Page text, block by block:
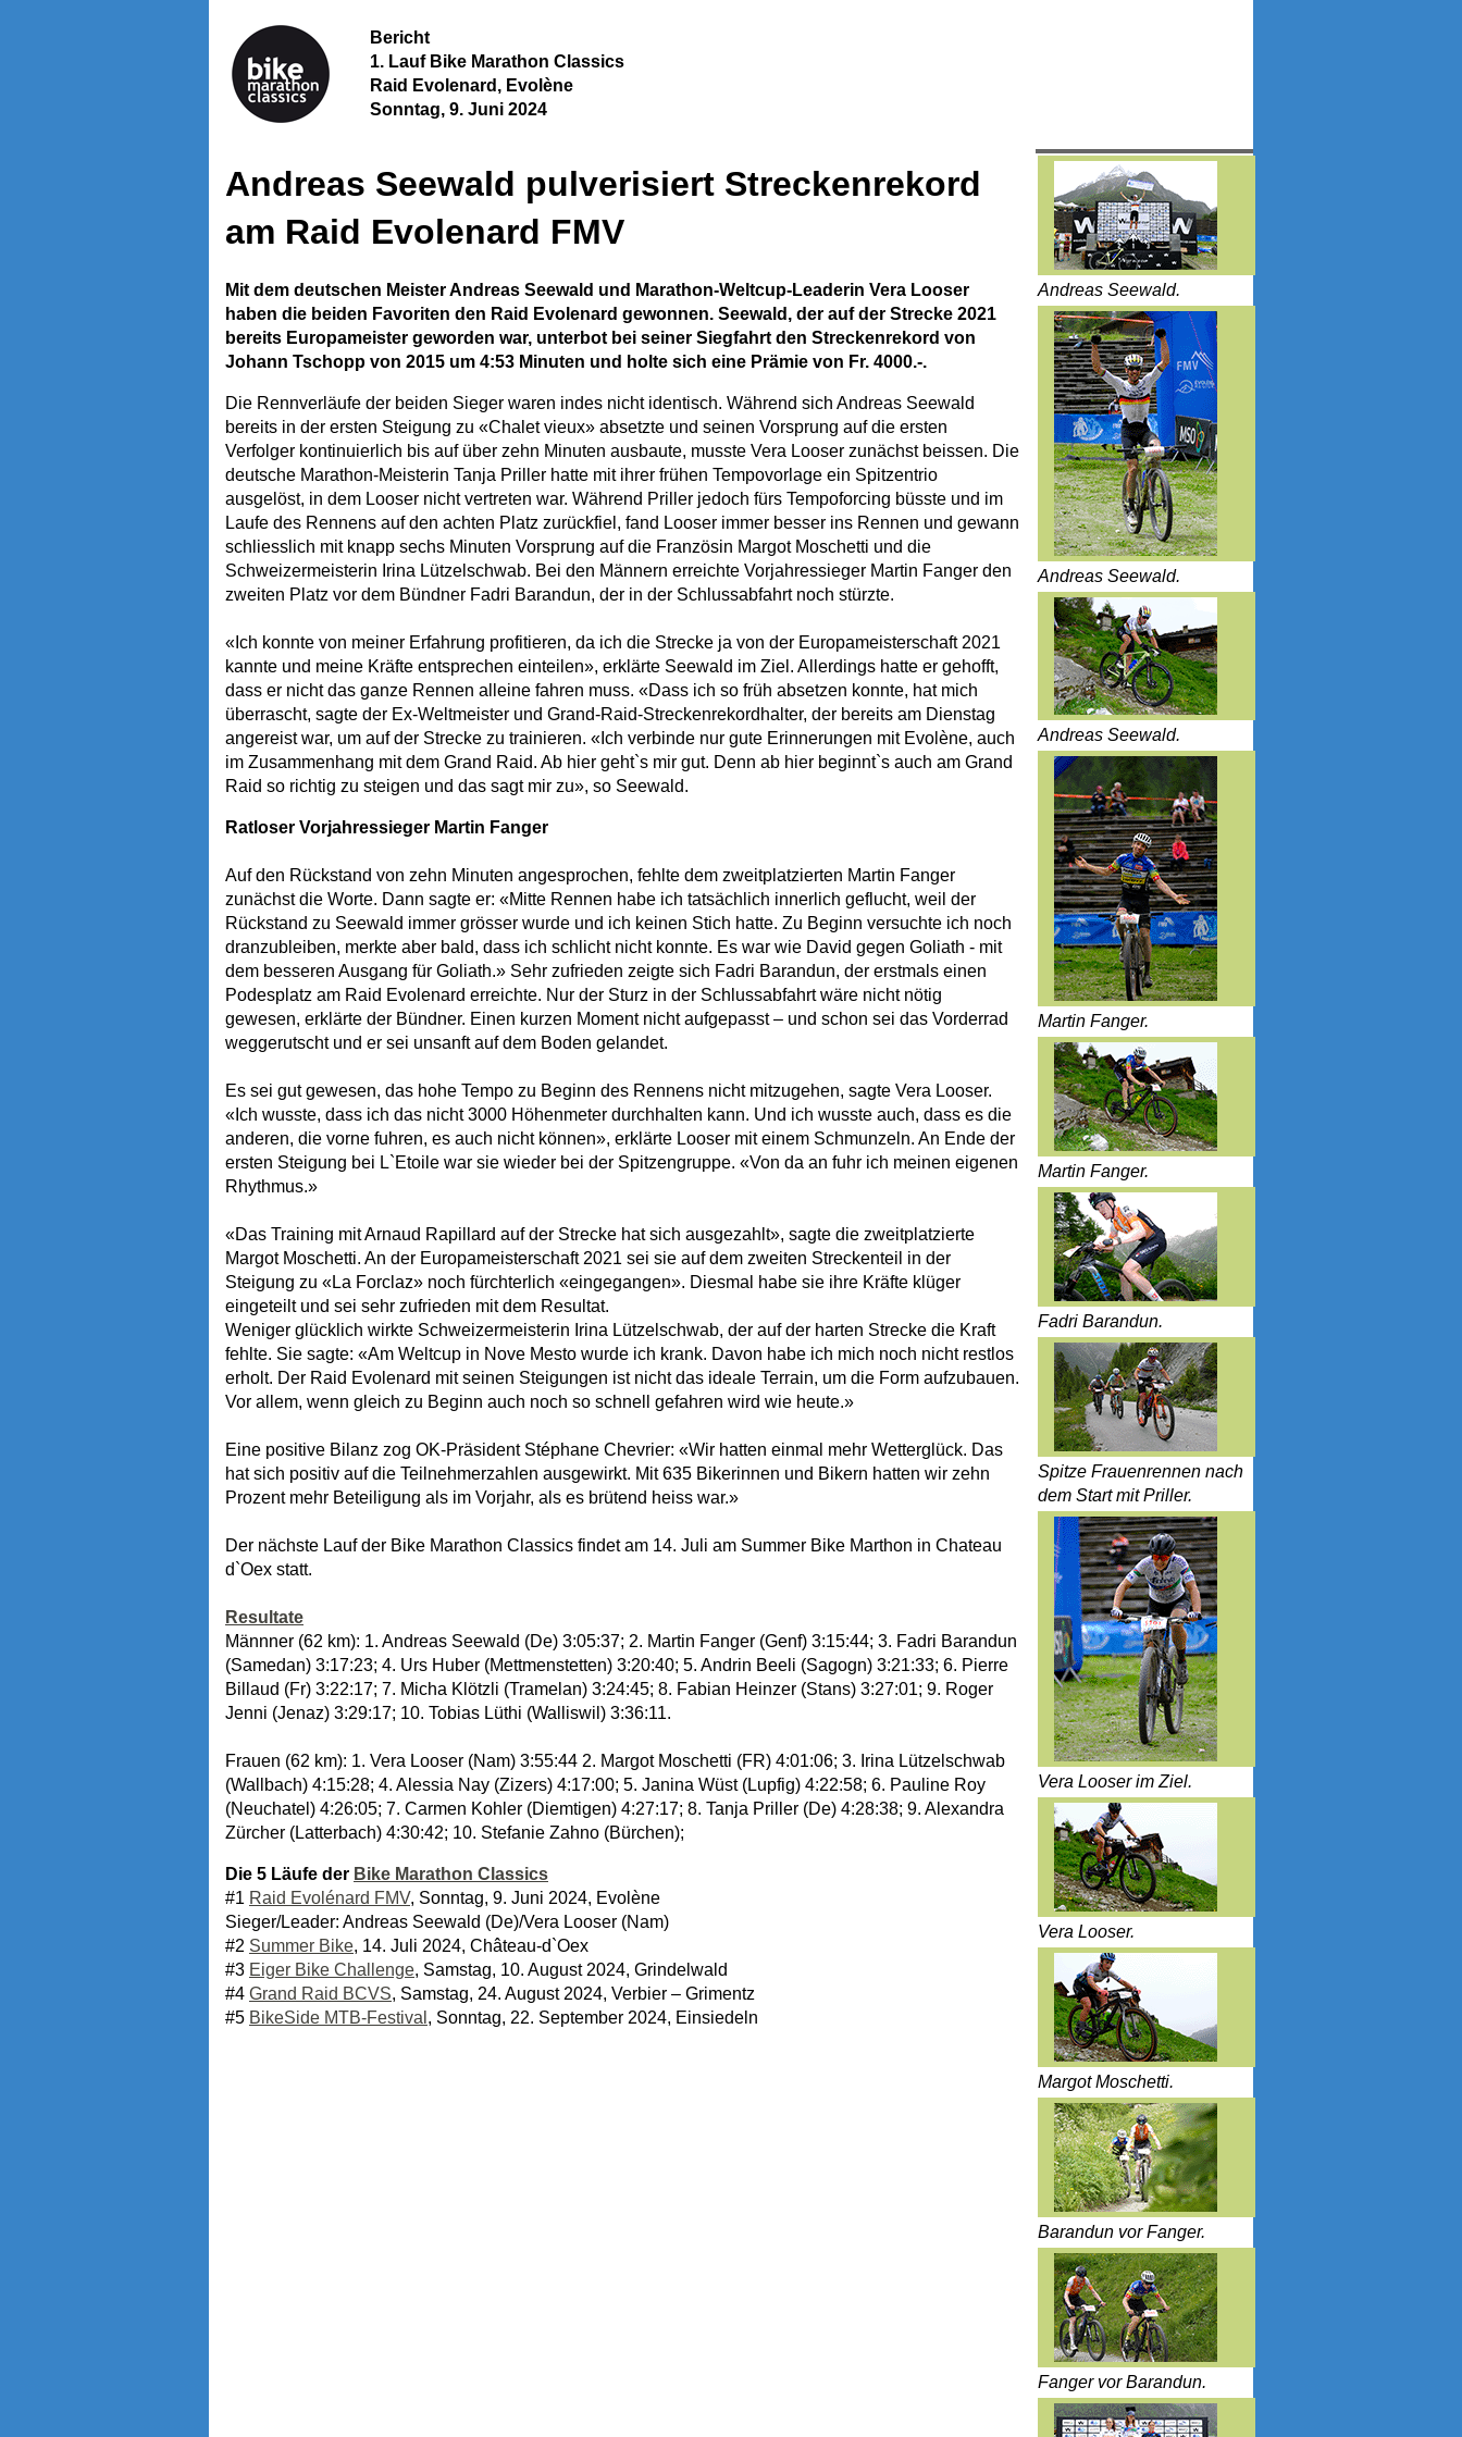
Bericht
1. Lauf Bike Marathon Classics
Raid Evolenard, Evolène
Sonntag, 9. Juni 2024
Andreas Seewald.
Andreas Seewald.
Andreas Seewald.
Martin Fanger.
Martin Fanger.
Fadri Barandun.
Spitze Frauenrennen nach
dem Start mit Priller.
Vera Looser im Ziel.
Vera Looser.
Margot Moschetti.
Barandun vor Fanger.
Fanger vor Barandun.
Andreas Seewald pulverisiert Streckenrekord
am Raid Evolenard FMV
Mit dem deutschen Meister Andreas Seewald und Marathon-Weltcup-Leaderin Vera Looser
haben die beiden Favoriten den Raid Evolenard gewonnen. Seewald, der auf der Strecke 2021
bereits Europameister geworden war, unterbot bei seiner Siegfahrt den Streckenrekord von
Johann Tschopp von 2015 um 4:53 Minuten und holte sich eine Prämie von Fr. 4000.-.
Die Rennverläufe der beiden Sieger waren indes nicht identisch. Während sich Andreas Seewald
bereits in der ersten Steigung zu «Chalet vieux» absetzte und seinen Vorsprung auf die ersten
Verfolger kontinuierlich bis auf über zehn Minuten ausbaute, musste Vera Looser zunächst beissen. Die
deutsche Marathon-Meisterin Tanja Priller hatte mit ihrer frühen Tempovorlage ein Spitzentrio
ausgelöst, in dem Looser nicht vertreten war. Während Priller jedoch fürs Tempoforcing büsste und im
Laufe des Rennens auf den achten Platz zurückfiel, fand Looser immer besser ins Rennen und gewann
schliesslich mit knapp sechs Minuten Vorsprung auf die Französin Margot Moschetti und die
Schweizermeisterin Irina Lützelschwab. Bei den Männern erreichte Vorjahressieger Martin Fanger den
zweiten Platz vor dem Bündner Fadri Barandun, der in der Schlussabfahrt noch stürzte.
«Ich konnte von meiner Erfahrung profitieren, da ich die Strecke ja von der Europameisterschaft 2021
kannte und meine Kräfte entsprechen einteilen», erklärte Seewald im Ziel. Allerdings hatte er gehofft,
dass er nicht das ganze Rennen alleine fahren muss. «Dass ich so früh absetzen konnte, hat mich
überrascht, sagte der Ex-Weltmeister und Grand-Raid-Streckenrekordhalter, der bereits am Dienstag
angereist war, um auf der Strecke zu trainieren. «Ich verbinde nur gute Erinnerungen mit Evolène, auch
im Zusammenhang mit dem Grand Raid. Ab hier geht`s mir gut. Denn ab hier beginnt`s auch am Grand
Raid so richtig zu steigen und das sagt mir zu», so Seewald.
Ratloser Vorjahressieger Martin Fanger
Auf den Rückstand von zehn Minuten angesprochen, fehlte dem zweitplatzierten Martin Fanger
zunächst die Worte. Dann sagte er: «Mitte Rennen habe ich tatsächlich innerlich geflucht, weil der
Rückstand zu Seewald immer grösser wurde und ich keinen Stich hatte. Zu Beginn versuchte ich noch
dranzubleiben, merkte aber bald, dass ich schlicht nicht konnte. Es war wie David gegen Goliath - mit
dem besseren Ausgang für Goliath.» Sehr zufrieden zeigte sich Fadri Barandun, der erstmals einen
Podesplatz am Raid Evolenard erreichte. Nur der Sturz in der Schlussabfahrt wäre nicht nötig
gewesen, erklärte der Bündner. Einen kurzen Moment nicht aufgepasst – und schon sei das Vorderrad
weggerutscht und er sei unsanft auf dem Boden gelandet.
Es sei gut gewesen, das hohe Tempo zu Beginn des Rennens nicht mitzugehen, sagte Vera Looser.
«Ich wusste, dass ich das nicht 3000 Höhenmeter durchhalten kann. Und ich wusste auch, dass es die
anderen, die vorne fuhren, es auch nicht können», erklärte Looser mit einem Schmunzeln. An Ende der
ersten Steigung bei L`Etoile war sie wieder bei der Spitzengruppe. «Von da an fuhr ich meinen eigenen
Rhythmus.»
«Das Training mit Arnaud Rapillard auf der Strecke hat sich ausgezahlt», sagte die zweitplatzierte
Margot Moschetti. An der Europameisterschaft 2021 sei sie auf dem zweiten Streckenteil in der
Steigung zu «La Forclaz» noch fürchterlich «eingegangen». Diesmal habe sie ihre Kräfte klüger
eingeteilt und sei sehr zufrieden mit dem Resultat.
Weniger glücklich wirkte Schweizermeisterin Irina Lützelschwab, der auf der harten Strecke die Kraft
fehlte. Sie sagte: «Am Weltcup in Nove Mesto wurde ich krank. Davon habe ich mich noch nicht restlos
erholt. Der Raid Evolenard mit seinen Steigungen ist nicht das ideale Terrain, um die Form aufzubauen.
Vor allem, wenn gleich zu Beginn auch noch so schnell gefahren wird wie heute.»
Eine positive Bilanz zog OK-Präsident Stéphane Chevrier: «Wir hatten einmal mehr Wetterglück. Das
hat sich positiv auf die Teilnehmerzahlen ausgewirkt. Mit 635 Bikerinnen und Bikern hatten wir zehn
Prozent mehr Beteiligung als im Vorjahr, als es brütend heiss war.»
Der nächste Lauf der Bike Marathon Classics findet am 14. Juli am Summer Bike Marthon in Chateau
d`Oex statt.
Resultate
Männner (62 km): 1. Andreas Seewald (De) 3:05:37; 2. Martin Fanger (Genf) 3:15:44; 3. Fadri Barandun
(Samedan) 3:17:23; 4. Urs Huber (Mettmenstetten) 3:20:40; 5. Andrin Beeli (Sagogn) 3:21:33; 6. Pierre
Billaud (Fr) 3:22:17; 7. Micha Klötzli (Tramelan) 3:24:45; 8. Fabian Heinzer (Stans) 3:27:01; 9. Roger
Jenni (Jenaz) 3:29:17; 10. Tobias Lüthi (Walliswil) 3:36:11.
Frauen (62 km): 1. Vera Looser (Nam) 3:55:44 2. Margot Moschetti (FR) 4:01:06; 3. Irina Lützelschwab
(Wallbach) 4:15:28; 4. Alessia Nay (Zizers) 4:17:00; 5. Janina Wüst (Lupfig) 4:22:58; 6. Pauline Roy
(Neuchatel) 4:26:05; 7. Carmen Kohler (Diemtigen) 4:27:17; 8. Tanja Priller (De) 4:28:38; 9. Alexandra
Zürcher (Latterbach) 4:30:42; 10. Stefanie Zahno (Bürchen);
Die 5 Läufe der Bike Marathon Classics
#1 Raid Evolénard FMV, Sonntag, 9. Juni 2024, Evolène
Sieger/Leader: Andreas Seewald (De)/Vera Looser (Nam)
#2 Summer Bike, 14. Juli 2024, Château-d`Oex
#3 Eiger Bike Challenge, Samstag, 10. August 2024, Grindelwald
#4 Grand Raid BCVS, Samstag, 24. August 2024, Verbier – Grimentz
#5 BikeSide MTB-Festival , Sonntag, 22. September 2024, Einsiedeln